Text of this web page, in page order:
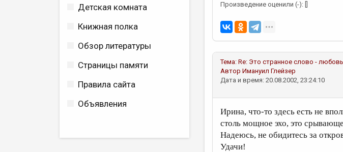
Детская комната
Книжная полка
Обзор литературы
Страницы памяти
Правила сайта
Объявления
Произведение оценили (-): []
Тема: Re: Это странное слово -
Автор Имануил Глейзер
Дата и время: 20.08.2002, 23:24:10
Ирина, что-то здесь есть не
столь мощное эхо, это
Надеюсь, не обидитесь за
Удачи!